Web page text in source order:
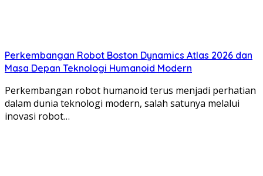
Perkembangan Robot Boston Dynamics Atlas 2026 dan
Masa Depan Teknologi Humanoid Modern
Perkembangan robot humanoid terus menjadi perhatian
dalam dunia teknologi modern, salah satunya melalui
inovasi robot…